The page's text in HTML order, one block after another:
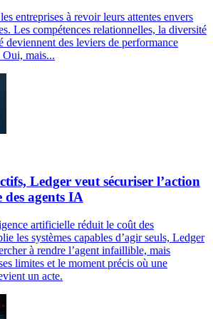
entreprises à revoir leurs attentes envers
Les compétences relationnelles, la diversité
deviennent des leviers de performance
mais...
Ledger veut sécuriser l’action
des agents IA
artificielle réduit le coût des
les systèmes capables d’agir seuls, Ledger
à rendre l’agent infaillible, mais
limites et le moment précis où une
un acte.